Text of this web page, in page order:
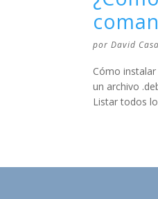
porDavid
Cómo
un archivo
Listar todos